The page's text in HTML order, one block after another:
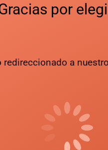
por
redireccionado a